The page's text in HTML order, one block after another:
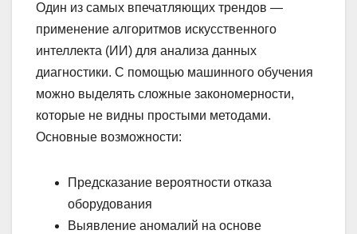
Один из самых впечатляющих трендов —
применение алгоритмов искусственного
интеллекта (ИИ) для анализа данных
диагностики. С помощью машинного обучения
можно выделять сложные закономерности,
которые не видны простыми методами.
Основные возможности:
Предсказание вероятности отказа
оборудования
Выявление аномалий на основе